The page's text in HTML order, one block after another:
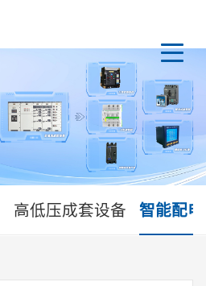
高低压成套设备 智能配